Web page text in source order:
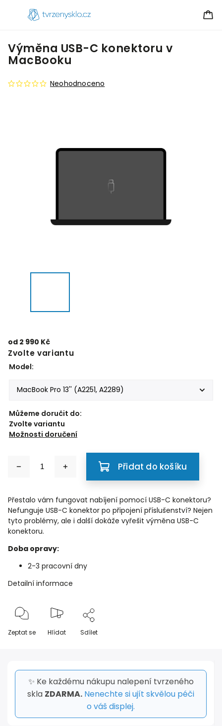
Výměna USB-C konektoru v
MacBooku
Neohodnoceno
od 2 990 Kč
Zvolte variantu
Model:
Můžeme doručit do:
Zvolte variantu
Možnosti doručení
Přidat do košíku
Přestalo vám fungovat nabíjení pomocí USB-C konektoru?
Nefunguje USB-C konektor po připojení příslušenství? Nejen
tyto problémy, ale i další dokáže vyřešit výměna USB-C
konektoru.
Doba opravy:
2-3 pracovní dny
Detailní informace
Zeptat se Hlídat Sdílet
✨ Ke každému nákupu nalepení tvrzeného
skla ZDARMA. Nenechte si ujít skvělou péči
o váš displej.